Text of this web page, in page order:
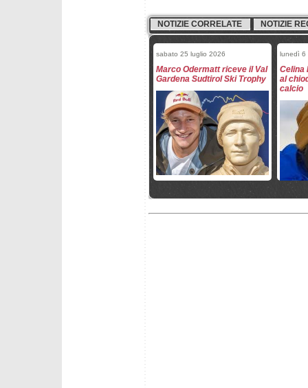
NOTIZIE CORRELATE NOTIZIE
sabato 25 luglio 2026
Marco Odermatt riceve il Val
Gardena Sudtirol Ski Trophy
lunedì 6
Celina
al
calcio
Passo dello Stelvio
a